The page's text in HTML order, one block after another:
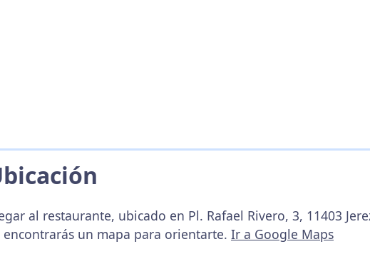
al restaurante, ubicado en Pl. Rafael Rivero, 3, 11403
un mapa para orientarte. Ir a Google Maps